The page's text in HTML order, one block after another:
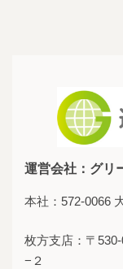
運営会社：グリ
本社：572-0066
枚方支店：〒
−２